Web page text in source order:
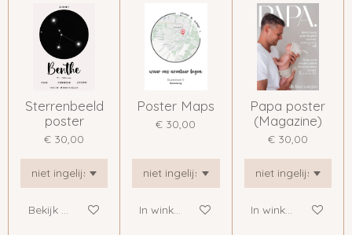
Sterrenbeeld
poster
€ 30,00
Bekijk details
Poster Maps
€ 30,00
In winkelwagen
Papa poster
(Magazine)
€ 30,00
In winkelwagen